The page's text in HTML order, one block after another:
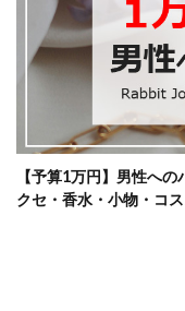
【予算1万円】男性へ
クセ・香水・小物・コ